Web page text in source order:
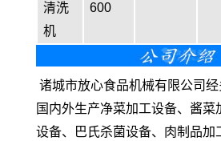
清洗
机
600
诸城市放心食品机械有限公司
国内外生产净菜加工设备、酱
设备、巴氏杀菌设备、肉制品加